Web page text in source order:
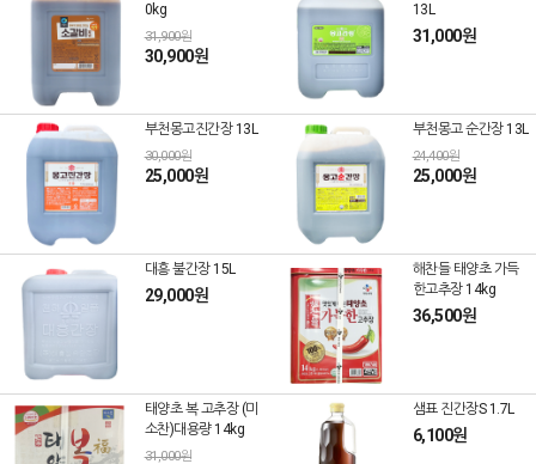
0kg
31,900원
30,900원
13L
31,000원
부천몽고진간장 13L
30,000원
25,000원
부천몽고 순간장 13L
24,400원
25,000원
대흥 불간장 15L
29,000원
해찬들 태양초 가득
한고추장 14kg
36,500원
태양초 복 고추장 (미
소찬)대용량 14kg
31,000원
샘표 진간장S 1.7L
6,100원